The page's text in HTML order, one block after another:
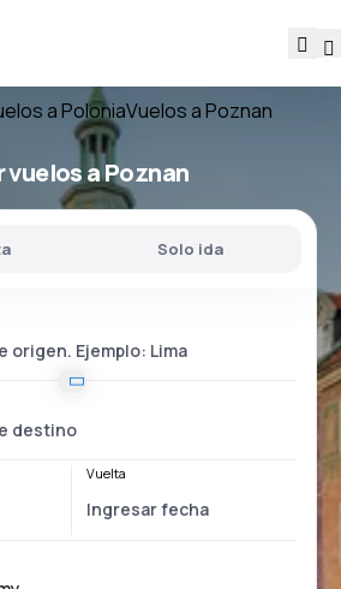
a PoloniaVuelos a Poznan
vuelos a Poznan
Solo ida
Vuelta